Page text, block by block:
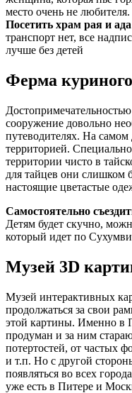
место очень не любителя.
Посетить храм рая и
транспорт нет, все
лучше без детей
Ферма
сооружение довольно
путеводителях. На самом
территорией.
территории чисто в
для тайцев они слишком
настоящие цветастые
Самостоятельно
Детям будет скучно,
который идет по
Музей 3D
Музей интерактивных
продолжаться за свои
этой картины. Именно в
продуман и за ним
потертостей, от частых
и т.п. Но с другой
появляться во всех
уже есть в Питере и